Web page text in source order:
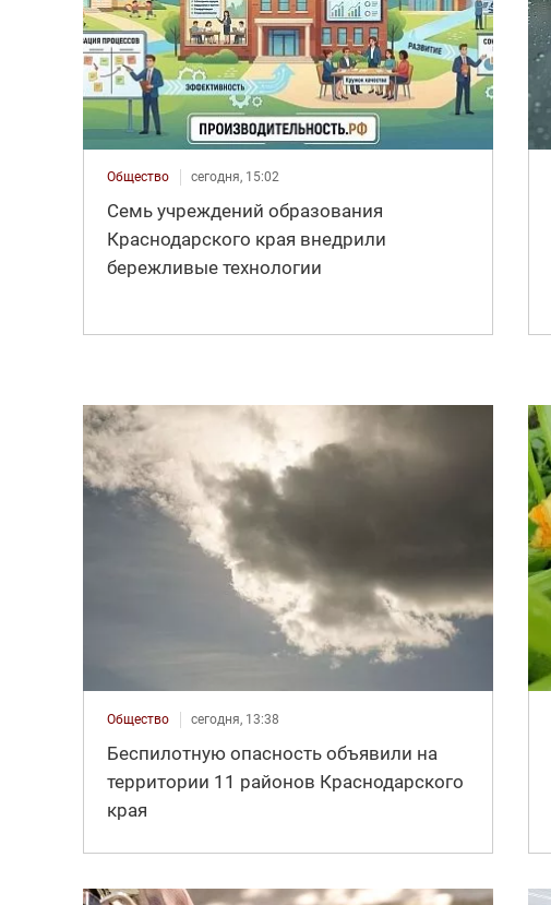
Общество сегодня, 15:02
Семь учреждений образования
Краснодарского края внедрили
бережливые технологии
Общество сегодня, 13:38
Беспилотную опасность объявили на
территории 11 районов Краснодарского
края